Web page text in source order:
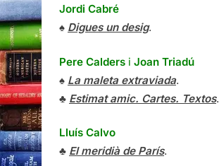
Jordi Cabré
♠ Digues un desig.
Pere Calders i Joan Triadú
♠ La maleta extraviada.
♣ Estimat amic. Cartes. Textos.
Lluís Calvo
♣ El meridià de París.